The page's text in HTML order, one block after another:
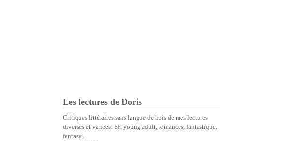
Les lectures de Doris
Critiques littéraires sans langue de bois de mes lectures
diverses et variées: SF, young adult, romances, fantastique,
fantasy...